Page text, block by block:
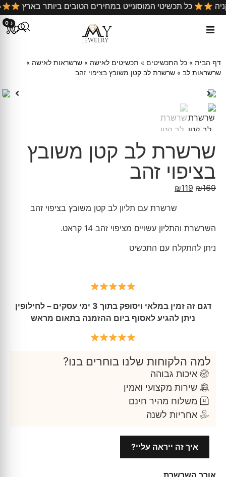
כל תכשיטי המוסונייט במחירים הטובים ביותר בארץ
0 0
דף הבית » כל התכשיטים » תכשיטים לאישה » שרשראות לאישה »
שרשראות לב » שרשרת לב קטן משובץ בציפוי זהב
שרשרת לב קטן משובץ
בציפוי זהב
₪169
₪119
שרשרת עם תליון לב קטן משובץ בציפוי זהב
השרשרת והתליון עשויים מציפוי זהב 14 קראט.
ניתן להתקלח עם התכשיט
דגם זה זמין במלאי ויסופק בתוך 3 ימי עסקים – לחילופין
ניתן להגיע לאסוף ביום ההזמנה בתאום מראש
למה הלקוחות שלנו בוחרים בנו?
איכות גבוהה
שירות מקצועי ואמין
משלוח מהיר חינם
אחריות לשנה
איך זה ייראה עליי?
אורך השרשרת